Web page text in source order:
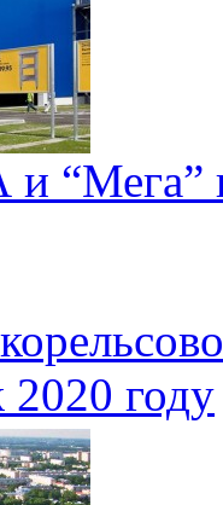
“Мега”
2020 году